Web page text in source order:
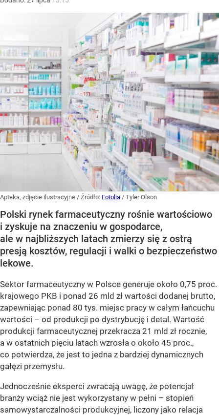
Apteka, zdjęcie ilustracyjne / Źródło: Fotolia / Tyler Olson
Polski rynek farmaceutyczny rośnie wartościowo
i zyskuje na znaczeniu w gospodarce,
ale w najbliższych latach zmierzy się z ostrą
presją kosztów, regulacji i walki o bezpieczeństwo
lekowe.
Sektor farmaceutyczny w Polsce generuje około 0,75 proc.
krajowego PKB i ponad 26 mld zł wartości dodanej brutto,
zapewniając ponad 80 tys. miejsc pracy w całym łańcuchu
wartości – od produkcji po dystrybucję i detal. Wartość
produkcji farmaceutycznej przekracza 21 mld zł rocznie,
a w ostatnich pięciu latach wzrosła o około 45 proc.,
co potwierdza, że jest to jedna z bardziej dynamicznych
gałęzi przemysłu.
Jednocześnie eksperci zwracają uwagę, że potencjał
branży wciąż nie jest wykorzystany w pełni – stopień
samowystarczalności produkcyjnej, liczony jako relacja